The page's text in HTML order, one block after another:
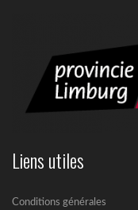
Liens utiles
Conditions générales